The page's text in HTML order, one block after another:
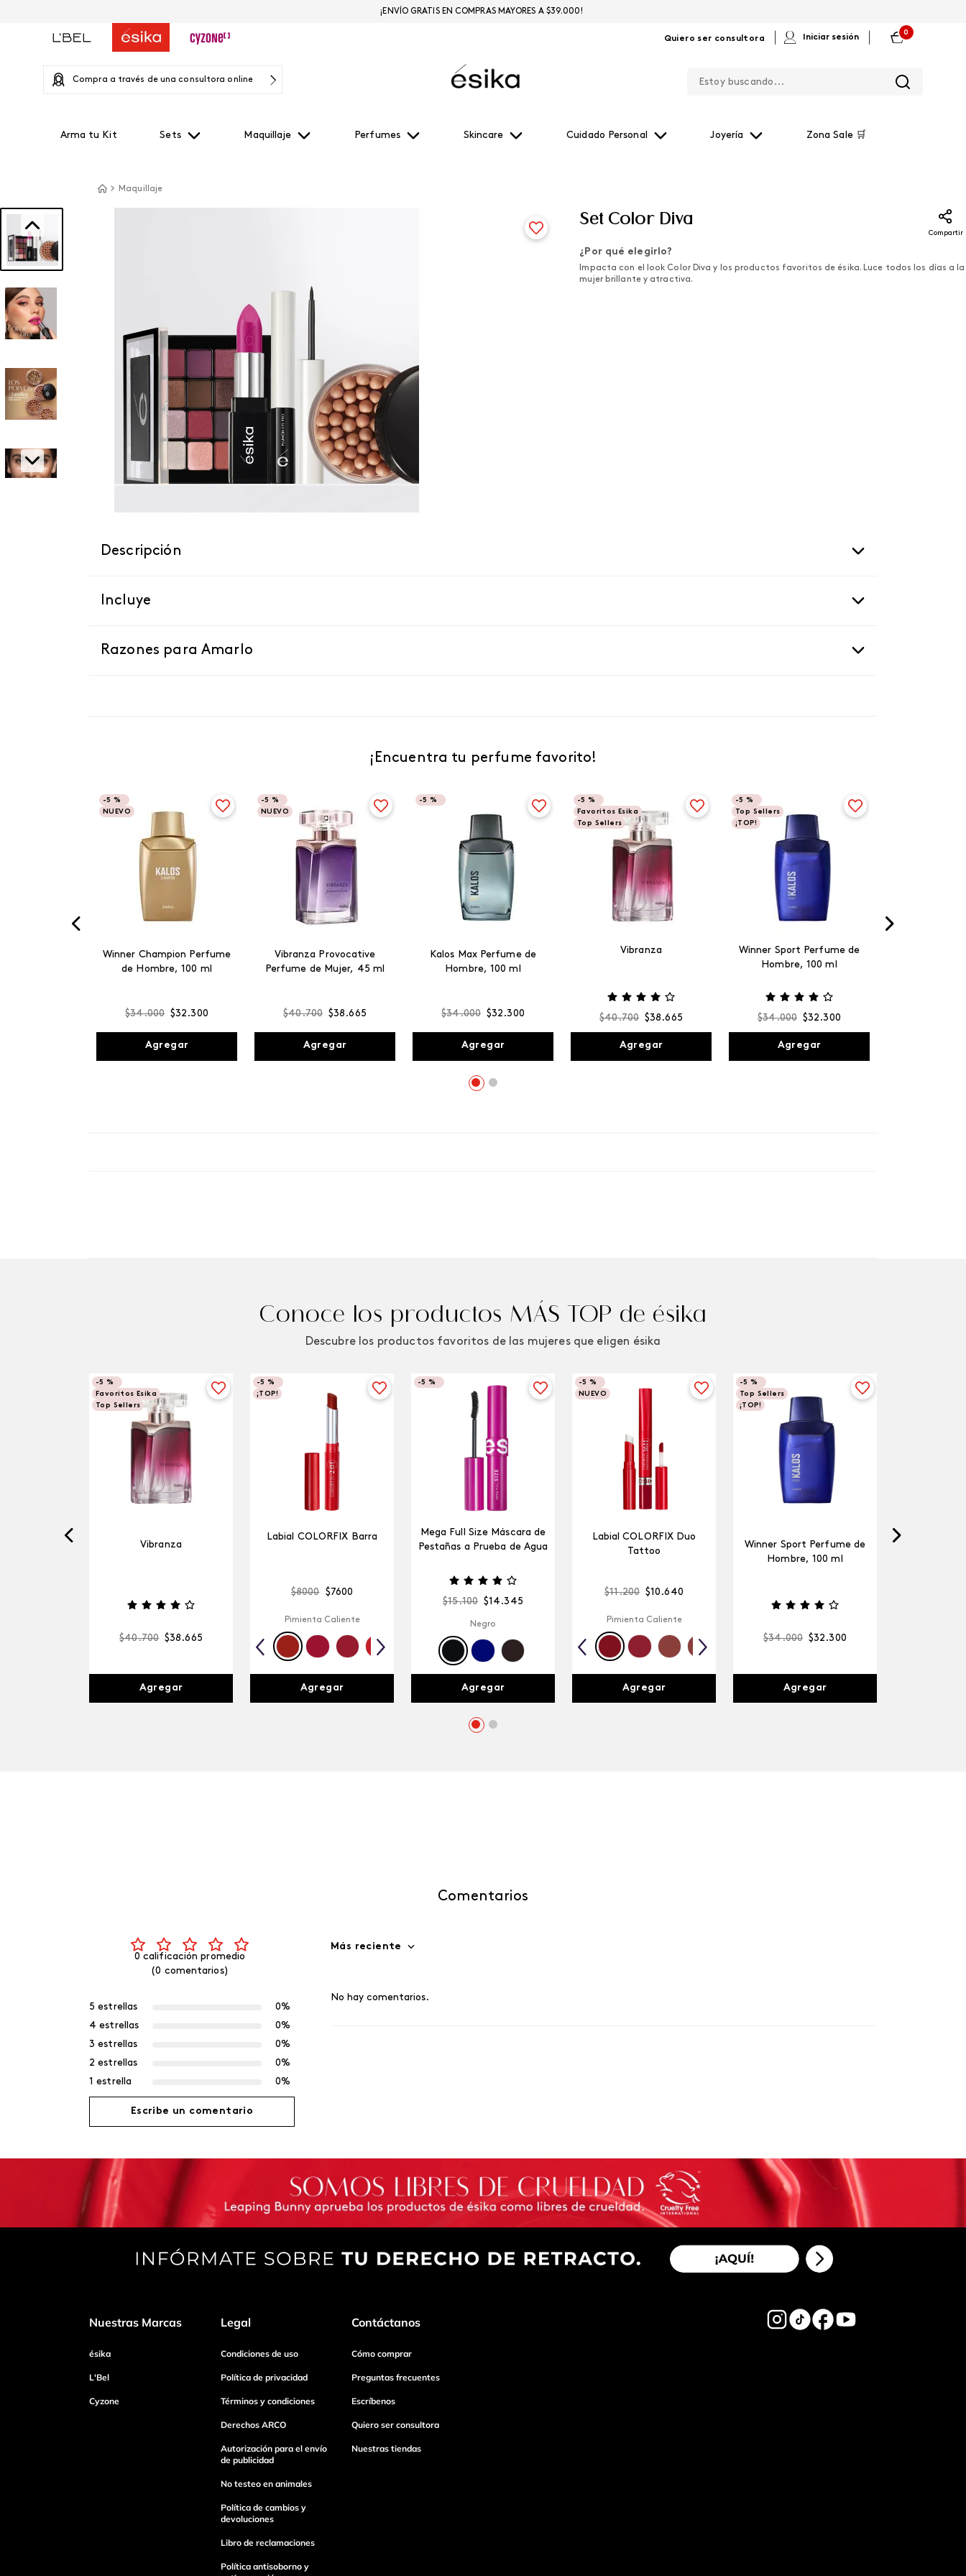
Quiero ser consultora Iniciar sesión
0
Compra a través de una consultora online
Arma tu Kit Sets Maquillaje Perfumes Skincare Cuidado Personal Joyería Zona Sale 🛒
¡ENVÍO GRATIS EN COMPRAS MAYORES A $39.000!
Maquillaje
Set Color Diva
Compartir
¿Por qué elegirlo?
Impacta con el look Color Diva y los productos favoritos de ésika. Luce todos los días a la
mujer brillante y atractiva.
Descripción
Incluye
Razones para Amarlo
¡Encuentra tu perfume favorito!
-5 %
NUEVO
Winner Champion Perfume
de Hombre, 100 ml
$34.000 $32 .300
Agregar
-5 %
NUEVO
Vibranza Provocative
Perfume de Mujer, 45 ml
$40.700 $38 .665
Agregar
-5 %
Kalos Max Perfume de
Hombre, 100 ml
$34.000 $32 .300
Agregar
-5 %
Favoritos Esika
Top Sellers
Vibranza
$40.700 $38 .665
Agregar
-5 %
Top Sellers
¡TOP!
Winner Sport Perfume de
Hombre, 100 ml
$34.000 $32 .300
Agregar
Conoce los productos MÁS TOP de ésika
Descubre los productos favoritos de las mujeres que eligen ésika
-5 %
Favoritos Esika
Top Sellers
Vibranza
$40.700 $38 .665
Agregar
-5 %
¡TOP!
Labial COLORFIX Barra
$8000 $7600
Pimienta Caliente
Agregar
-5 %
Mega Full Size Máscara de
Pestañas a Prueba de Agua
$15.100 $14 .345
Negro
Agregar
-5 %
NUEVO
Labial COLORFIX Duo
Tattoo
$11.200 $10 .640
Pimienta Caliente
Agregar
-5 %
Top Sellers
¡TOP!
Winner Sport Perfume de
Hombre, 100 ml
$34.000 $32 .300
Agregar
Comentarios
0 calificación promedio
(0 comentarios)
5 estrellas
0%
4 estrellas
0%
3 estrellas
0%
2 estrellas
0%
1 estrella
0%
Escribe un comentario
Agregar comentario
Título
Escribe un comentario
Enviar Comentario
Más reciente
No hay comentarios.
Nuestras Marcas
ésika
L'Bel
Cyzone
Legal
Condiciones de uso
Política de privacidad
Términos y condiciones
Derechos ARCO
Autorización para el envío
de publicidad
No testeo en animales
Política de cambios y
devoluciones
Libro de reclamaciones
Política antisoborno y
Contáctanos
Cómo comprar
Preguntas frecuentes
Escríbenos
Quiero ser consultora
Nuestras tiendas